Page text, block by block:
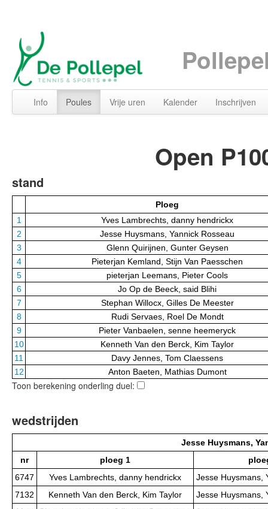
Info Poules Vrije uren Kalender Inschrijven
Open
stand
Ploeg
1
Yves Lambrechts, danny hendrickx
2
Jesse Huysmans, Yannick Rosseau
3
Glenn Quirijnen, Gunter Geysen
4
Pieterjan Kemland, Stijn Van Paesschen
5
pieterjan Leemans, Pieter Cools
6
Jo Op de Beeck, said Blihi
7
Stephan Willocx, Gilles De Meester
8
Rudi Servaes, Roel De Mondt
9
Pieter Vanbaelen, senne heemeryck
10
Kenneth Van den Berck, Kim Taylor
11
Davy Jennes, Tom Claessens
12
Anton Baeten, Mathias Dumont
Toon berekening onderling duel:
wedstrijden
Jesse Huysmans,
nr
ploeg 1
6747
Yves Lambrechts, danny hendrickx
Jesse Huysmans,
7132
Kenneth Van den Berck, Kim Taylor
Jesse Huysmans,